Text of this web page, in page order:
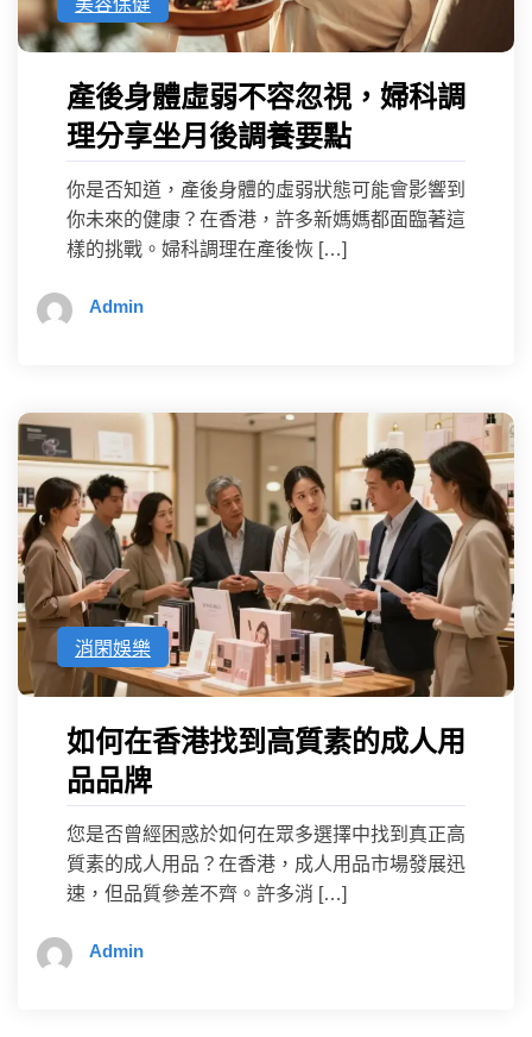
美容保健
產後身體虛弱不容忽視，婦科調
理分享坐月後調養要點
你是否知道，產後身體的虛弱狀態可能會影響到
你未來的健康？在香港，許多新媽媽都面臨著這
樣的挑戰。婦科調理在產後恢 […]
Admin
消閑娛樂
如何在香港找到高質素的成人用
品品牌
您是否曾經困惑於如何在眾多選擇中找到真正高
質素的成人用品？在香港，成人用品市場發展迅
速，但品質參差不齊。許多消 […]
Admin